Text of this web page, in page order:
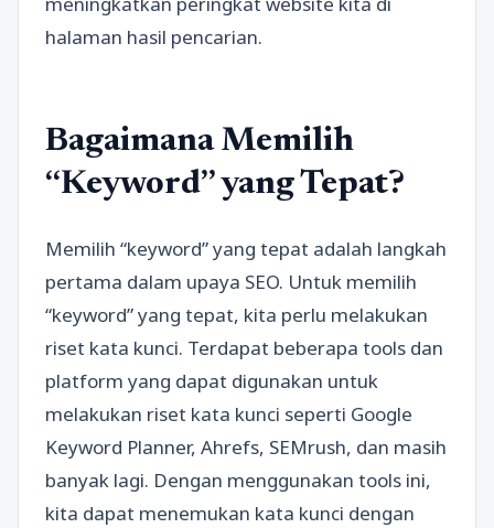
halaman hasil pencarian.
Bagaimana Memilih
“Keyword” yang Tepat?
Memilih “keyword” yang tepat adalah langkah
pertama dalam upaya SEO. Untuk memilih
“keyword” yang tepat, kita perlu melakukan
riset kata kunci. Terdapat beberapa tools dan
platform yang dapat digunakan untuk
melakukan riset kata kunci seperti Google
Keyword Planner, Ahrefs, SEMrush, dan masih
banyak lagi. Dengan menggunakan tools ini,
kita dapat menemukan kata kunci dengan